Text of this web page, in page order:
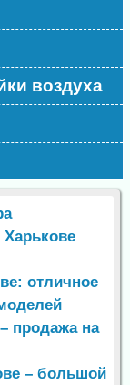
воздуха
отличное
продажа на
– большой